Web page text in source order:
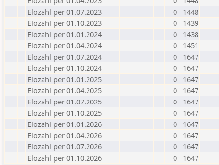
Elozahl per 01.07.2023
0
1448
Elozahl per 01.10.2023
0
1439
Elozahl per 01.01.2024
0
1438
Elozahl per 01.04.2024
0
1451
Elozahl per 01.07.2024
0
1647
Elozahl per 01.10.2024
0
1647
Elozahl per 01.01.2025
0
1647
Elozahl per 01.04.2025
0
1647
Elozahl per 01.07.2025
0
1647
Elozahl per 01.10.2025
0
1647
Elozahl per 01.01.2026
0
1647
Elozahl per 01.04.2026
0
1647
Elozahl per 01.07.2026
0
1647
Elozahl per 01.10.2026
0 1647